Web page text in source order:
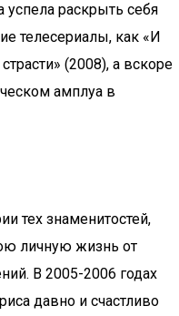
успела раскрыть себя
телесериалы, как «И
(2008), а вскоре
амплуа в
тех знаменитостей,
личную жизнь от
В 2005-2006 годах
давно и счастливо